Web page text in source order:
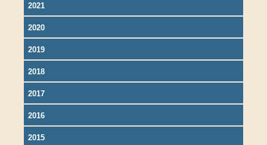
2021
2020
2019
2018
2017
2016
2015